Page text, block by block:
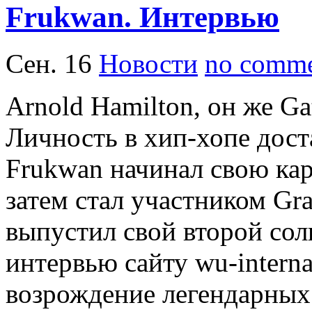
Frukwan. Интервью
Сен. 16 Новости no
Arnold Hamilton, он же
Личность в хип-хопе
Frukwan начинал свою
затем стал участником
выпустил свой второй
интервью сайту wu-
возрождение